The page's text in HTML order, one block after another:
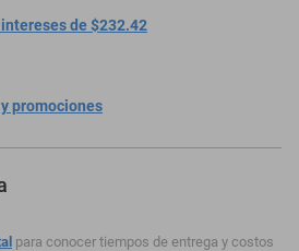
de $232.42
promociones
para conocer tiempos de entrega y costos